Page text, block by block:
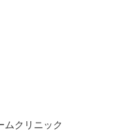
ムクリニック